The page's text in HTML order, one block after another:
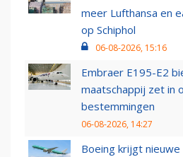
meer Lufthansa en
op Schiphol
06-08-2026, 15:16
Embraer E195-E2
maatschappij zet in
bestemmingen
06-08-2026, 14:27
Boeing krijgt